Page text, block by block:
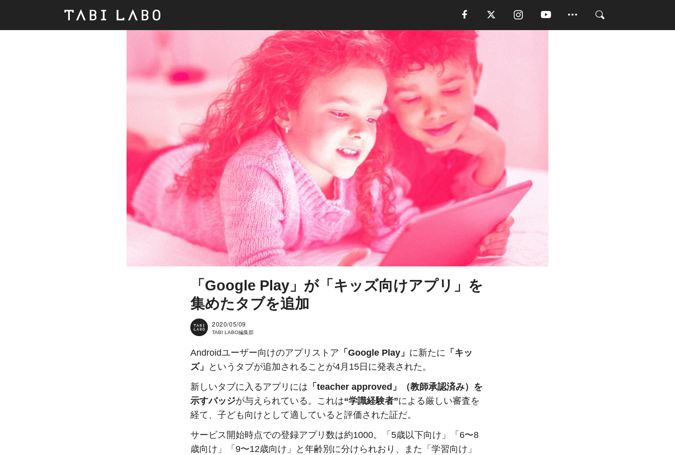
「Google Play」が「キッズ向けアプリ」を
集めたタブを追加
2020/05/09
TABI LABO編集部
Androidユーザー向けのアプリストア 「Google Play」 に新たに 「キッ
ズ」
というタブが追加されることが4月15日に発表された。
新しいタブに入るアプリには 「teacher approved」（教師承認済み）を
示すバッジが与えられている。これは“学識経験者”による厳しい審査を
経て、子ども向けとして適していると評価された証だ。
サービス開始時点での登録アプリ数は約1000。「5歳以下向け」「6〜8
歳向け」「9〜12歳向け」と年齢別に分けられおり、また「学習向け」